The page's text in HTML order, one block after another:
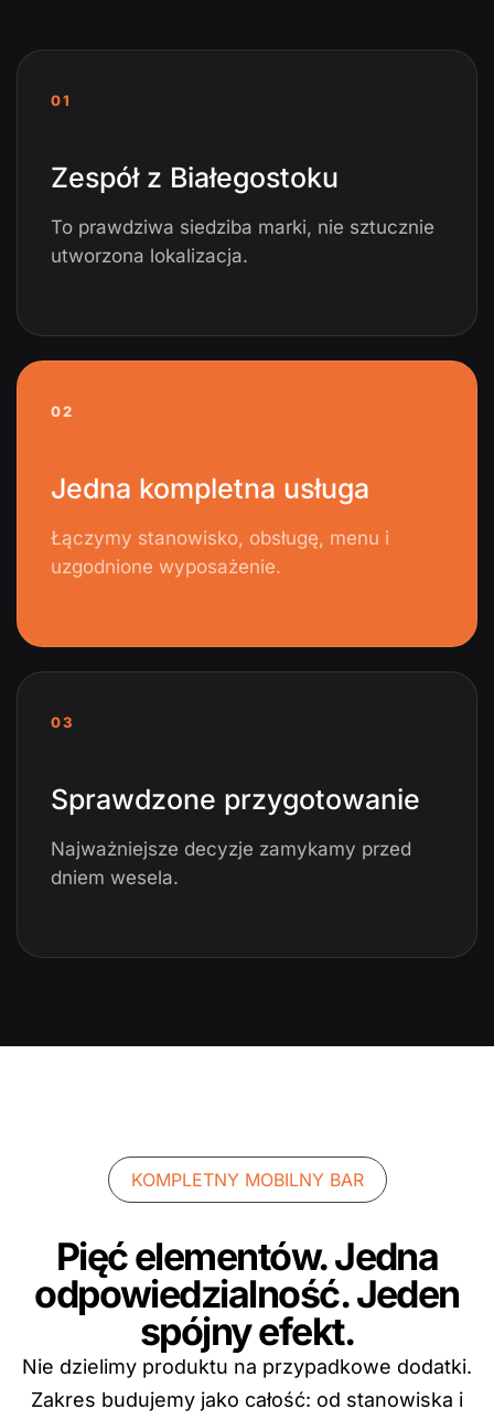
01
Zespół z Białegostoku
To prawdziwa siedziba marki, nie sztucznie
utworzona lokalizacja.
02
Jedna kompletna usługa
Łączymy stanowisko, obsługę, menu i
uzgodnione wyposażenie.
03
Sprawdzone przygotowanie
Najważniejsze decyzje zamykamy przed
dniem wesela.
KOMPLETNY MOBILNY BAR
Pięć elementów. Jedna
odpowiedzialność. Jeden
spójny efekt.
Nie dzielimy produktu na przypadkowe dodatki.
Zakres budujemy jako całość: od stanowiska i